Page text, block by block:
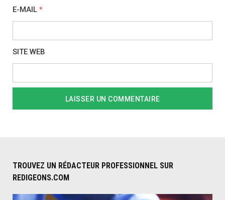
E-MAIL *
SITE WEB
TROUVEZ UN RÉDACTEUR PROFESSIONNEL SUR
REDIGEONS.COM